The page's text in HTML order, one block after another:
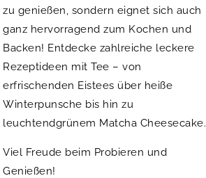
zu genießen, sondern eignet sich auch
ganz hervorragend zum Kochen und
Backen! Entdecke zahlreiche leckere
Rezeptideen mit Tee – von
erfrischenden Eistees über heiße
Winterpunsche bis hin zu
leuchtendgrünem Matcha Cheesecake.
Viel Freude beim Probieren und
Genießen!